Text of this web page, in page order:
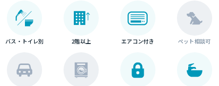
バス・トイレ別 2階以上 エアコン付き ペット相談可